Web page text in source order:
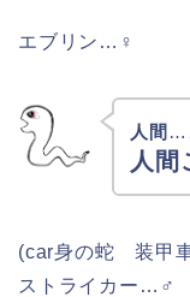
エブリン…♀
人間 …
人間
(car身の蛇 装甲
ストライカー…♂